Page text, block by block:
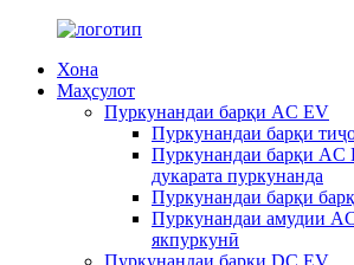
Хона
Маҳсулот
Пуркунандаи барқи AC EV
Пуркунандаи барқи
Пуркунандаи барқи AC
дукарата пуркунанда
Пуркунандаи барқи
Пуркунандаи амудии
якпуркунӣ
Пуркунандаи барқи DC EV